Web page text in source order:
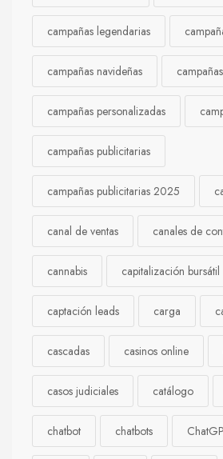
campañas legendarias
campañas navideñas
campañas personalizadas
campañas publicitarias
campañas publicitarias 2025
canal de ventas canales de
cannabis capitalización bursátil
captación leads carga
cascadas casinos online
casos judiciales catálogo
chatbot chatbots